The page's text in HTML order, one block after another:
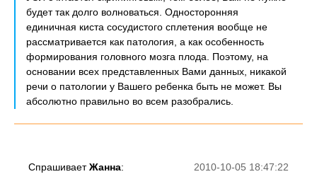
будет так долго волноваться. Односторонняя
единичная киста сосудистого сплетения вообще не
рассматривается как патология, а как особенность
формирования головного мозга плода. Поэтому, на
основании всех представленных Вами данных, никакой
речи о патологии у Вашего ребенка быть не может. Вы
абсолютно правильно во всем разобрались.
2010-10-05 18:47:22
СпрашиваетЖанна: